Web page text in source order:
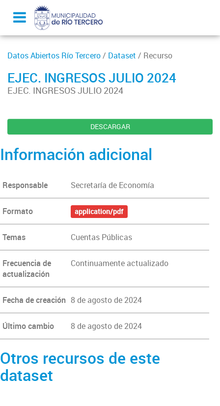
Datos Abiertos Río Tercero/ Dataset / Recurso
EJEC. INGRESOS JULIO 2024
EJEC. INGRESOS JULIO 2024
DESCARGAR
Información adicional
Responsable Secretaría de Economía
Formato application/pdf
Temas Cuentas Públicas
Frecuencia de
actualización
Continuamente actualizado
Fecha de creación 8 de agosto de 2024
Último cambio 8 de agosto de 2024
Otros recursos de este
dataset